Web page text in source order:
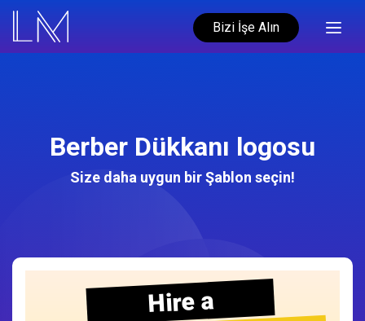
Bizi İşe Alın
Berber Dükkanı logosu
Size daha uygun bir Şablon seçin!
Hire a